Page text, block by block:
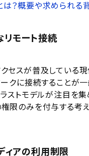
？概要や求められる
リモート接続
セスが普及している
クに接続することが
ラストモデルが注目を
限のみを付与する考
ィアの利用制限